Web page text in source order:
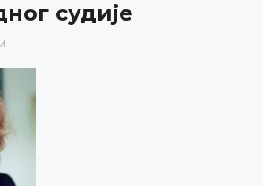
судије